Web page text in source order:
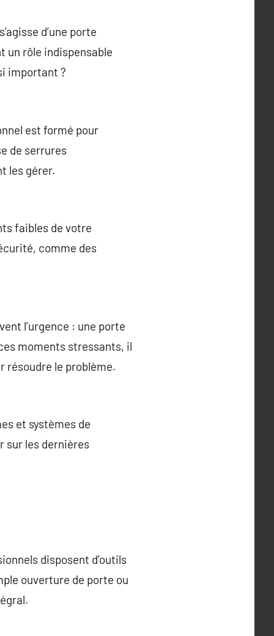
d’une porte
un rôle indispensable
important ?
est formé pour
de serrures
les gérer.
faibles de votre
comme des
l’urgence : une porte
moments stressants, il
résoudre le problème.
et systèmes de
sur les dernières
disposent d’outils
ouverture de porte ou